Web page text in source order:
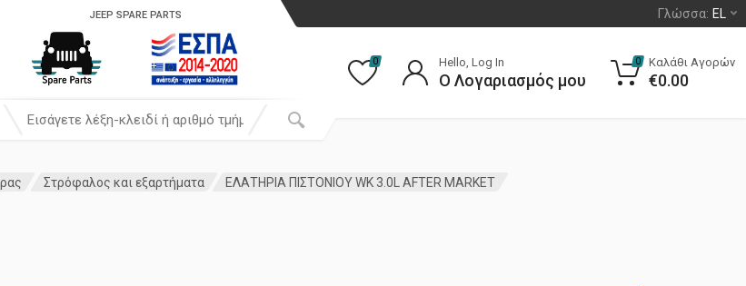
Γλώσσα: EL
JEEP SPARE PARTS
σε:
0 Hello, Log In
Ο Λογαριασμός μου
0 Καλάθι Αγορών
€0.00
Στρόφαλος και εξαρτήματα ΕΛΑΤΗΡΙΑ ΠΙΣΤΟΝΙΟΥ WK 3.0L AFTER MARKET